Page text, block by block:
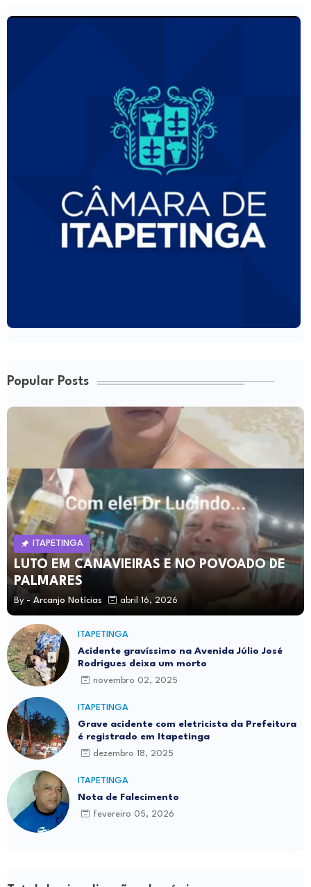
Popular Posts
ITAPETINGA
LUTO EM CANAVIEIRAS E NO POVOADO DE
PALMARES
By - Arcanjo Notícias abril 16, 2026
ITAPETINGA
Acidente gravíssimo na Avenida Júlio José
Rodrigues deixa um morto
novembro 02, 2025
ITAPETINGA
Grave acidente com eletricista da Prefeitura
é registrado em Itapetinga
dezembro 18, 2025
ITAPETINGA
Nota de Falecimento
fevereiro 05, 2026